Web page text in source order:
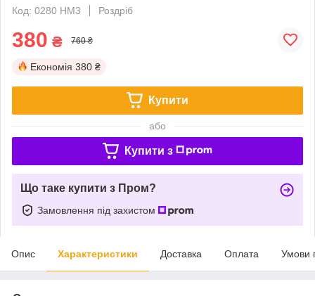
Код: 0280 НМ3
Роздріб
380 ₴ 760 ₴
Економія 380 ₴
Купити
або
Купити з
Що таке купити з Пром?
Замовлення під захистом
Опис Характеристики Доставка Оплата Умови